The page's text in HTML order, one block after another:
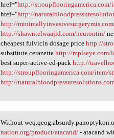
href="http://
href="http://
http://
http://shawntelwaajid.com/neurontin/
cheapest fulvicin dosage pricehttp://
substitute cerazettehttp://mplseye.com/
best super-active-ed-packhttp://
http://stroupflooringamerica.com/item/
http://
Without weq.qeog.absurdy
Without
nation.org/product/atacand/ - atacand